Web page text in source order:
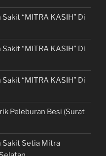
“MITRA KASIH” Di
“MITRA KASIH” Di
“MITRA KASIH” Di
Peleburan Besi (Surat
Sakit Setia Mitra